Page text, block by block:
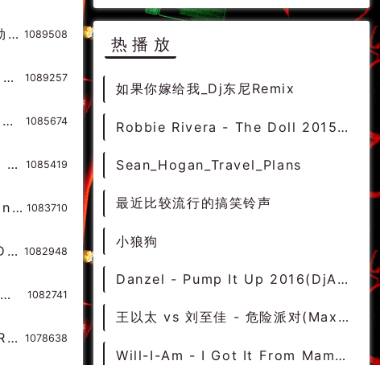
Dj李公子-全外文FunkyHouse音乐缅甸勐拉专属Vol4咚鼓串烧 - 慢摇串烧 超劲爆慢摇舞曲 慢嗨DJ串烧 1089508
鸦岗立仔-全粤语Disco音乐Mp4黄家驱古惑仔大年初三经典车载串烧 - 迪高串烧 DISCO串烧 劲爆的士高DJ舞曲 1089257
F4 - 流星雨(Dj阿良 LakHouse Rmx 2024) - 中文Remix 中文CLUB 华语Remix 1085674
Kpackn - Oh He 3haet Hn4ero(Ice vs Nitrex Mix)-女DeepHouse - HOUSE 电音HOUSE 电音DJ舞曲 1085419
Av4tar - Dont Stop The Beat(Extended Mix)-男BassHouse - HOUSE 电音HOUSE 电音DJ舞曲 1083710
经典系列4 迷幻To Be Or Not To Be(Dj阿柳 FunkyHouse Rmx 2023) - 外文Remix 越南鼓 越南风格 1082948
湛江Dj啊党-国粤语Electro重新出发热血沸腾车载V4慢摇串烧 - 慢摇串烧 超劲爆慢摇舞曲 慢嗨DJ串烧 1082741
MP4 - 你老豆索(Fsy Dj团队 Bounce Rmx 2023 粤语) - 中文Remix 中文CLUB 华语Remix 1078638
热播放
如果你嫁给我_Dj东尼Remix
Robbie Rivera - The Doll 2015 (Bounce Hype Edit) DjMix
Sean_Hogan_Travel_Plans
最近比较流行的搞笑铃声
小狼狗
Danzel - Pump It Up 2016(DjAlek-Z Edm 128bpm)-Mashup
王以太 vs 刘至佳 - 危险派对(Max Mashup Rmx 2022) - 中文Remix 中文CLUB 华语Remix
Will-I-Am - I Got It From Mama (Hip Hop Redrum) DjMix